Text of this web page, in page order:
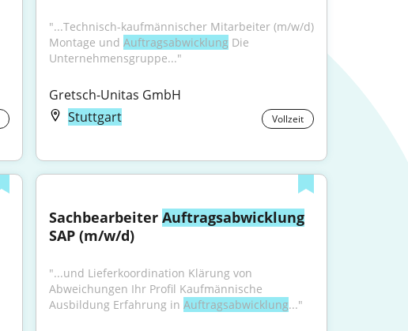
"...Technisch-kaufmännischer Mitarbeiter (m/w/d)
Montage und Auftragsabwicklung Die
Unternehmensgruppe..."
Gretsch-Unitas GmbH
Stuttgart
Vollzeit
Sachbearbeiter Auftragsabwicklung
SAP (m/w/d)
"...und Lieferkoordination Klärung von
Abweichungen Ihr Profil Kaufmännische
Ausbildung Erfahrung in Auftragsabwicklung..."